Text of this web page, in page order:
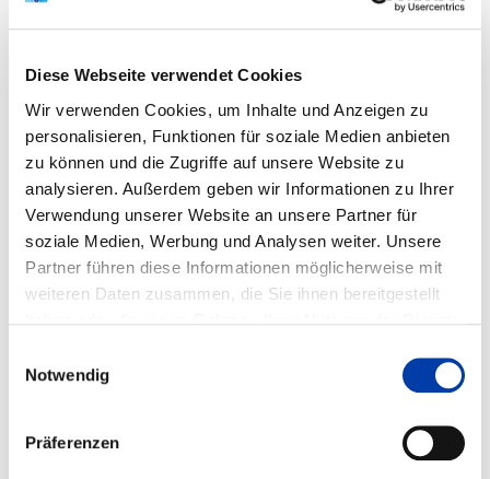
Diese Webseite verwendet Cookies
Wir verwenden Cookies, um Inhalte und Anzeigen zu
personalisieren, Funktionen für soziale Medien anbieten
zu können und die Zugriffe auf unsere Website zu
analysieren. Außerdem geben wir Informationen zu Ihrer
Verwendung unserer Website an unsere Partner für
soziale Medien, Werbung und Analysen weiter. Unsere
Partner führen diese Informationen möglicherweise mit
weiteren Daten zusammen, die Sie ihnen bereitgestellt
Notwendig
Präferenzen
FA 03 VORHABEN
ENTWICKLUNG INTELLIGENTER
BILDVERARBEITUNGSALGORITHMEN ZUR
QUALITÄTSÜBERWACHUNG BEIM
AUTOMATISIERTEN MIG-SCHWEISSEN VON A
LUMINIUMWERKSTOFFEN FÜR ÄUSSERE UN
D NICHT-OBERFLÄCHLICHE UN
REGELMÄSSIGKEITEN
DVS-Nr.: 03.3827 /
IGF-Nr.: 01IF23526N